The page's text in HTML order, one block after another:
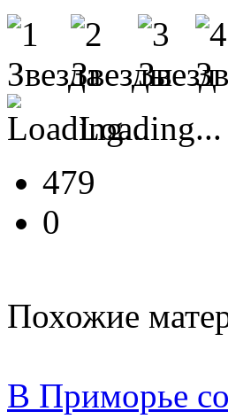
Loading...
479
0
Похожие
В Приморье